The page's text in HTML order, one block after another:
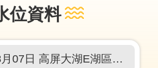
位資料
07日 高屏大湖E湖區地